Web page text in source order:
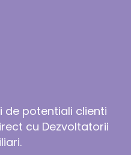
de potentiali clienti
cu Dezvoltatorii